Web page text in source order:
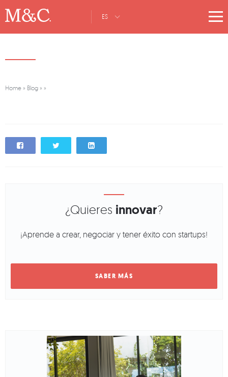
ES
Home » Blog » »
¿Quieres innovar?
¡Aprende a crear, negociar y tener éxito con startups!